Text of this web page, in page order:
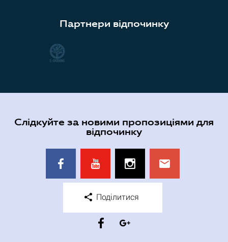
Партнери відпочинку
Слідкуйте за новими пропозиціями для
відпочинку
Поділитися